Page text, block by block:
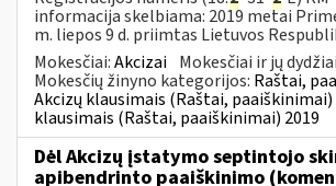
informacija skelbiama: 2019 metai
m. liepos 9 d. priimtas Lietuvos
Mokesčiai:Akcizai Mokesčiai ir jų
Mokesčių žinyno kategorijos: Raštai,
Akcizų klausimais (Raštai, paaiškinimai)
klausimais (Raštai, paaiškinimai) 2019
Dėl Akcizų įstatymo septintojo
apibendrinto paaiškinimo